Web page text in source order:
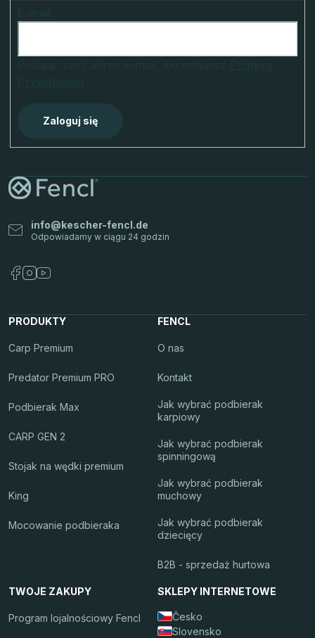
Zaloguj się
info@kescher-fencl.de
PRODUKTY
Carp Premium
Predator Premium PRO
Podbierak Max
CARP GEN 2
Stojak na wędki premium
King
Mocowanie podbieraka
FENCL
O nas
Kontakt
Jak wybrać podbierak
karpiowy
Jak wybrać podbierak
spinningową
Jak wybrać podbierak
muchowy
Jak wybrać podbierak
dziecięcy
B2B - sprzedaż hurtowa
TWOJE ZAKUPY
Program lojalnościowy Fencl
SKLEPY INTERNETOWE
Česko
Slovensko